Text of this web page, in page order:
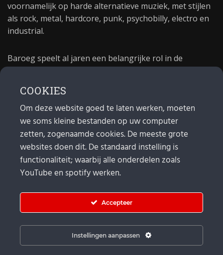
voornamelijk op harde alternatieve muziek, met stijlen
als rock, metal, hardcore, punk, psychobilly, electro en
industrial.
Baroeg speelt al jaren een belangrijke rol in de
poppodium 40 jaar.
MAIL
Algemeen: info@baroeg.nl
Bands & boeking: leon@baroeg.nl
Promotie & publiciteit: francis@baroeg.nl
COOKIES
Om deze website goed te laten werken, moeten
we soms kleine bestanden op uw computer
zetten, zogenaamde cookies. De meeste grote
websites doen dit. De standaard instelling is
functionaliteit; waarbij alle onderdelen zoals
YouTube en spotify werken.
Accepteer
Instellingen aanpassen